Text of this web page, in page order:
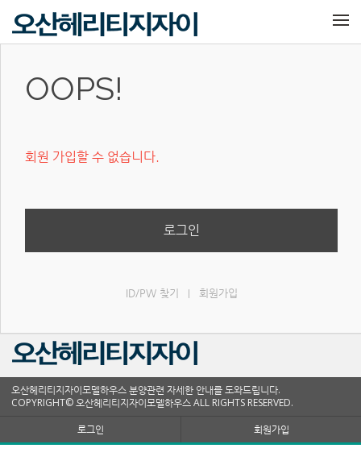
메뉴 건너뛰기
OOPS!
회원 가입할 수 없습니다.
로그인
ID/PW 찾기 회원가입
오산헤리티지자이모델하우스 분양관련 자세한 안내를 도와드립니다.
COPYRIGHT© 오산헤리티지자이모델하우스 ALL RIGHTS RESERVED.
로그인
회원가입